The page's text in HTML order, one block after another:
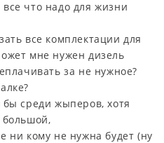
что надо для жизни
все комплектации для
мне нужен дизель
за не нужное?
среди жыперов, хотя
ни кому не нужна будет (ну